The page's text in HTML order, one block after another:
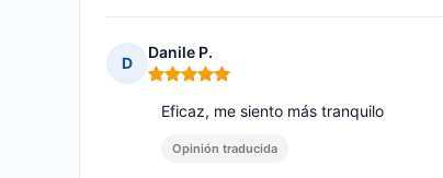
D
Danile P.
Nota: 5 de 5
Eficaz, me siento más tranquilo
Opinión traducida